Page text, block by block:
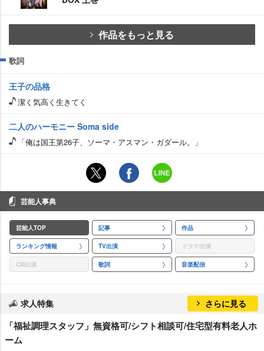
作品をもっと見る
歌詞
王子の品格
潔く気高く生きてく
二人のハーモニー Soma side
「俺は国王第26子、ソーマ・アスマン・ガダール。」
芸能人事典
芸能人TOP 記事 作品
ランキング情報 TV出演 ドラマ出演
CM出演 歌詞 音楽配信
求人特集 さらに見る
「福祉調理スタッフ」無資格可/シフト相談可/住宅型有料老人ホ
ーム